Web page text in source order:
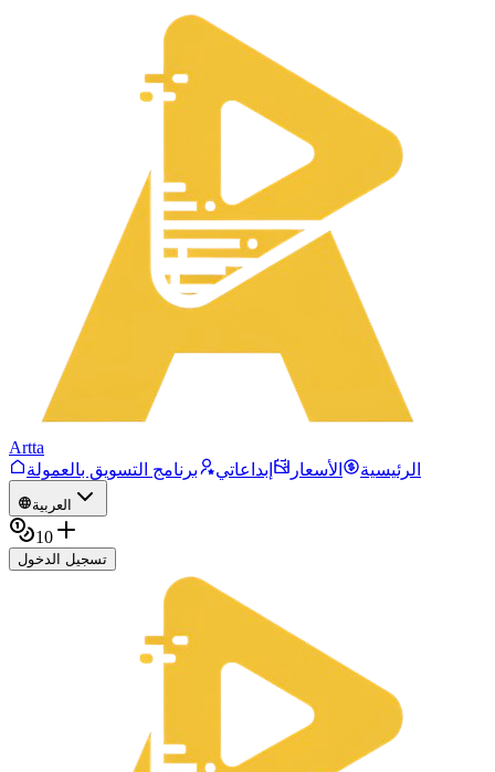
Artta
الرئيسية
الأسعار إبداعاتي برنامج التسويق بالعمولة
العربية
10
تسجيل الدخول